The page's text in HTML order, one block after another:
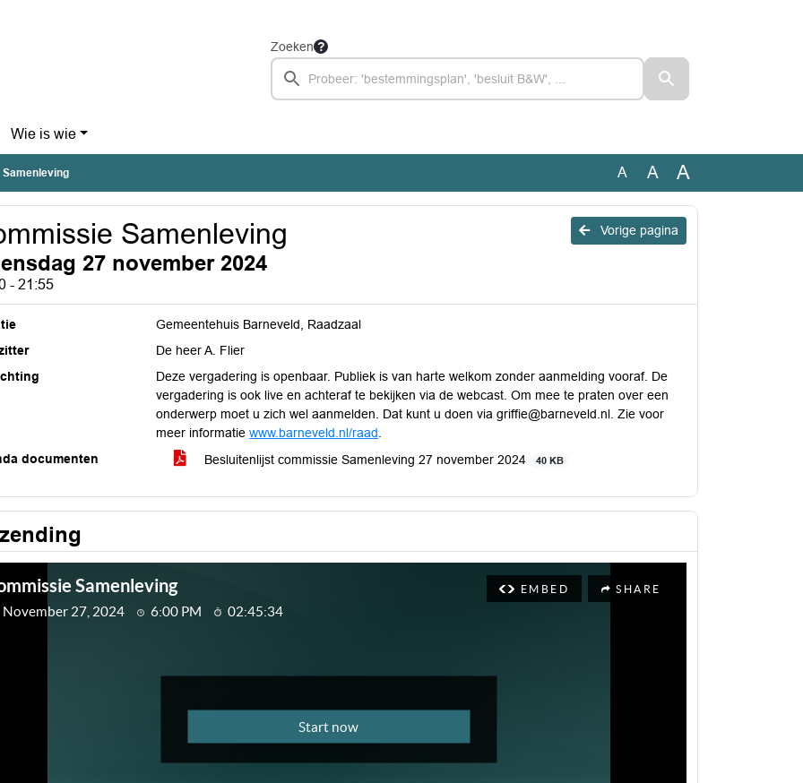
Zoeken
Wie is wie
A A A
Vorige pagina
Samenleving
27 november 2024
- 21:55
Gemeentehuis Barneveld, Raadzaal
De heer A. Flier
Deze vergadering is openbaar. Publiek is van harte welkom zonder aanmelding vooraf. De
vergadering is ook live en achteraf te bekijken via de webcast. Om mee te praten over een
onderwerp moet u zich wel aanmelden. Dat kunt u doen via griffie@barneveld.nl. Zie voor
meer informatiewww.barneveld.nl/raad
documenten
Besluitenlijst commissie Samenleving 27 november 2024 40 KB